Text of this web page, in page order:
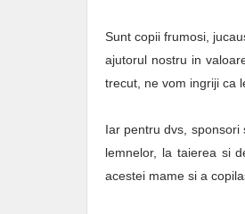
Sunt copii frumosi,
ajutorul nostru in
trecut, ne vom ingriji ca
Iar pentru dvs,
lemnelor, la taierea si
acestei mame si a